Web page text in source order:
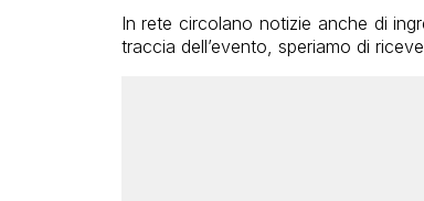
In rete circolano notizie anche di
traccia dell’evento, speriamo di